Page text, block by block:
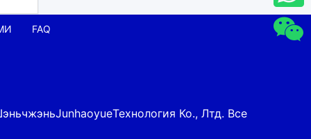
FAQ
JunhaoyueТехнология Ко., Лтд. Все